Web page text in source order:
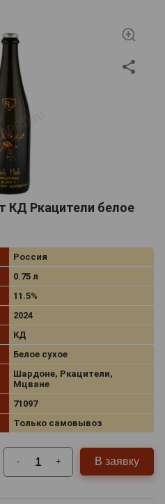
КД Ркацители белое
Россия
0.75 л
11.5%
2024
КД
Белое сухое
Шардоне, Ркацители,
Мцване
71097
Только самовывоз
- + В заявку